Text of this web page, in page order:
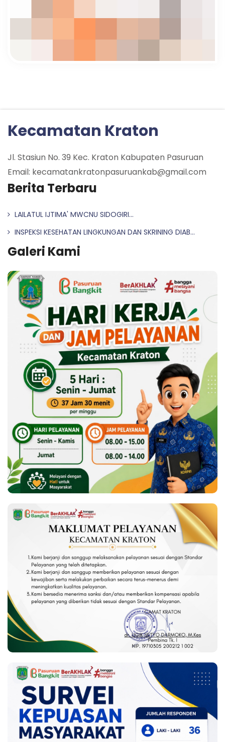
Kecamatan Kraton
Jl. Stasiun No. 39 Kec. Kraton Kabupaten Pasuruan
Email: kecamatankratonpasuruankab@gmail.com
Berita Terbaru
LAILATUL IJTIMA' MWCNU SIDOGIRI...
INSPEKSI KESEHATAN LINGKUNGAN DAN SKRINING DIAB...
Galeri Kami